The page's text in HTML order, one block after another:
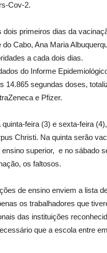
Cov-2.
dois primeiros dias da
Cabo, Ana Maria
a cada dois dias.
do Informe
14.865 segundas doses,
e Pfizer.
feira (3) e sexta-feira
Christi. Na quinta serão
superior, e no sábado
os faltosos.
de ensino enviem a lista
os trabalhadores que
das instituições
que a escola entre